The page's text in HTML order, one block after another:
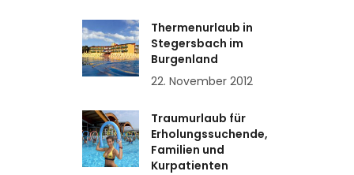
Thermenurlaub in
Stegersbach im
Burgenland
22. November 2012
Traumurlaub für
Erholungssuchende,
Familien und
Kurpatienten